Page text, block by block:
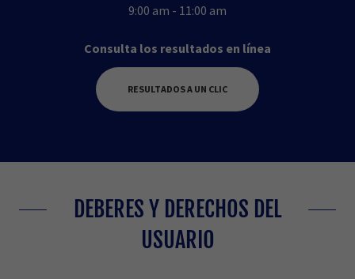
9:00 am - 11:00 am
Consulta los resultados en línea
RESULTADOS A UN CLIC
DEBERES Y DERECHOS DEL
USUARIO